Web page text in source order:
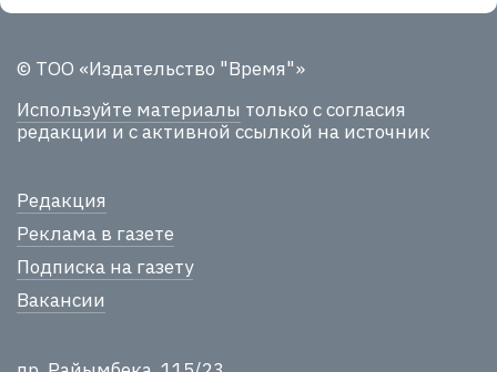
© ТОО «Издательство "Время"»
Используйте материалы только с согласия
редакции и с активной ссылкой на источник
Редакция
Реклама в газете
Подписка на газету
Вакансии